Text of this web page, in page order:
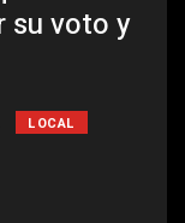
su voto y
LOCAL